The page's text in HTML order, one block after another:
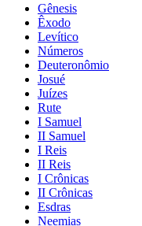
Gênesis
Êxodo
Levítico
Números
Deuteronômio
Josué
Juízes
Rute
I Samuel
II Samuel
I Reis
II Reis
I Crônicas
II Crônicas
Esdras
Neemias